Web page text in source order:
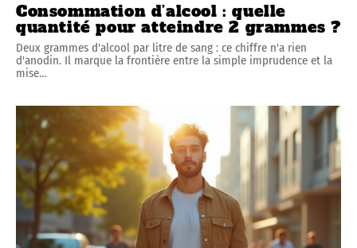
Consommation d’alcool : quelle
quantité pour atteindre 2 grammes ?
Deux grammes d'alcool par litre de sang : ce chiffre n'a rien
d'anodin. Il marque la frontière entre la simple imprudence et la
mise…